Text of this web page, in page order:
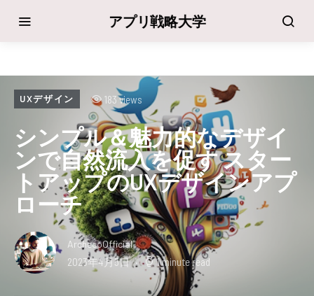
アプリ戦略大学
UXデザイン 183 views
シンプル＆魅力的なデザイ
ンで自然流入を促す スター
トアップのUXデザインアプ
ローチ
ArchecoOfficial
2023年4月5日 1 minute read